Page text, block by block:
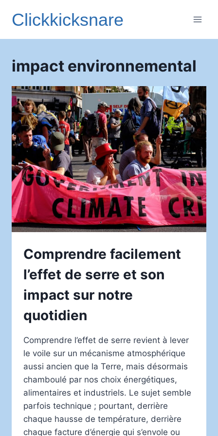
Clickkicksnare
impact environnemental
Comprendre facilement
l’effet de serre et son
impact sur notre
quotidien
Comprendre l’effet de serre revient à lever
le voile sur un mécanisme atmosphérique
aussi ancien que la Terre, mais désormais
chamboulé par nos choix énergétiques,
alimentaires et industriels. Le sujet semble
parfois technique ; pourtant, derrière
chaque hausse de température, derrière
chaque facture d’énergie qui s’envole ou